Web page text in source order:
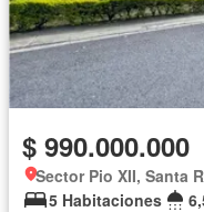
$ 990.000.000
Sector Pio XII, Santa
5 Habitaciones